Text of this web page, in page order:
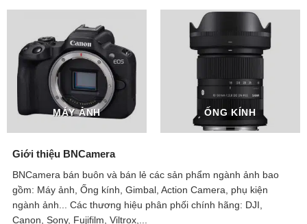
MÁY ẢNH ỐNG KÍNH
Giới thiệu BNCamera
BNCamera bán buôn và bán lẻ các sản phẩm ngành ảnh bao
gồm: Máy ảnh, Ống kính, Gimbal, Action Camera, phụ kiện
ngành ảnh...
Các thương hiệu phân phối chính hãng: DJI,
Canon, Sony, Fujifilm, Viltrox,...